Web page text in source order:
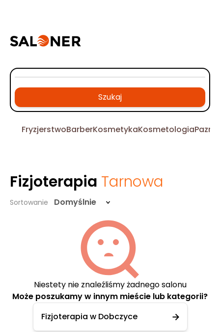
Szukaj
FryzjerstwoBarberKosmetykaKosmetologia
Fizjoterapia Tarnowa
Sortowanie Domyślnie
Niestety nie znaleźliśmy żadnego salonu
Może poszukamy w innym mieście lub kategorii?
Fizjoterapia w Dobczyce